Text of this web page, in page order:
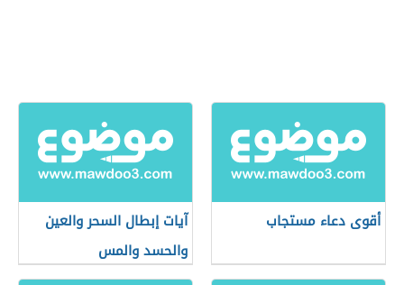
أقوى دعاء مستجاب
آيات إبطال السحر والعين
والحسد والمس